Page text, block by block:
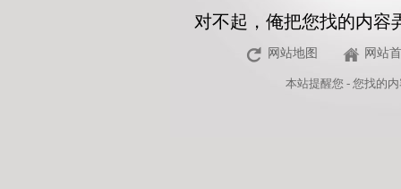
对不起，俺把您找的内容
网站地图 网站
本站提醒您 - 您找的